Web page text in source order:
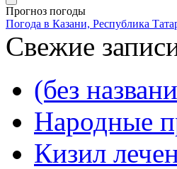
Прогноз погоды
Погода в Казани, Республика
Свежие
(без
Народные
Кизил